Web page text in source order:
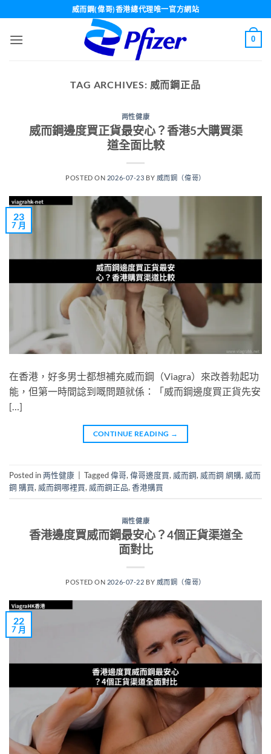
to
content
威而鋼(偉哥)香港總代理唯一官方網站
0
TAG ARCHIVES: 威而鋼正品
两性健康
威而鋼邊度買正貨最安心？香港5大購買渠
道全面比較
POSTED ON 2026-07-23 BY 威而鋼（偉哥）
23
7 月
在香港，好多男士都想補充威而鋼（Viagra）來改善勃起功
能，但第一時間諗到嘅問題就係：「威而鋼邊度買正貨先安
[…]
CONTINUE READING →
Posted in两性健康 Tagged偉哥,偉哥邊度買, 威而鋼, 威而鋼 網購, 威而
鋼 購買, 威而鋼哪裡買, 威而鋼正品,香港購買
兩性健康
香港邊度買威而鋼最安心？4個正貨渠道全
面對比
POSTED ON 2026-07-22 BY 威而鋼（偉哥）
22
7 月